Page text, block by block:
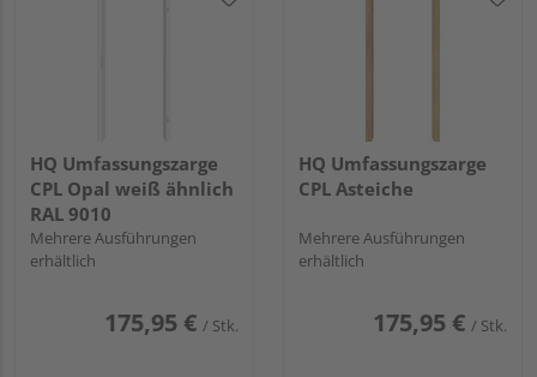
HQ Umfassungszarge
CPL Opal weiß ähnlich
RAL 9010
Mehrere Ausführungen
erhältlich
175,95 € / Stk.
HQ Umfassungszarge
CPL Asteiche
Mehrere Ausführungen
erhältlich
175,95 € / Stk.